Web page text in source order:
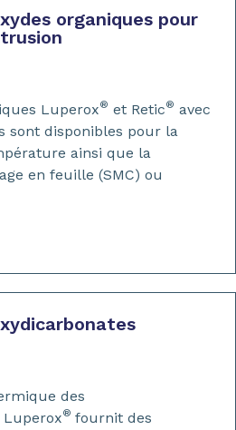
organiques pour
Luperox® et Retic® avec
sont disponibles pour la
ainsi que la
en feuille (SMC) ou
des
Luperox® fournit des